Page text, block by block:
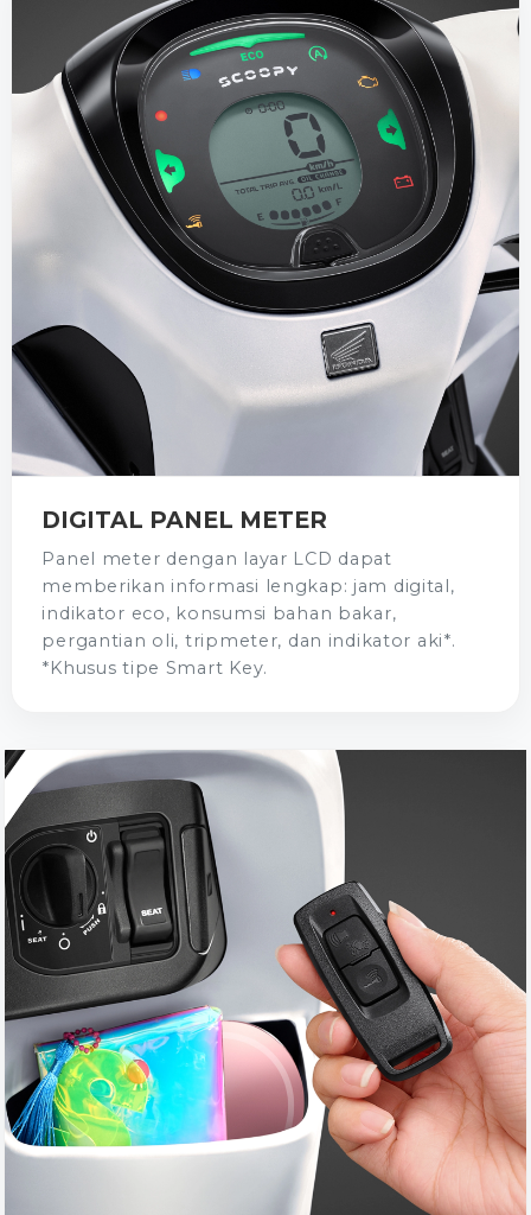
DIGITAL PANEL METER
Panel meter dengan layar LCD dapat
memberikan informasi lengkap: jam digital,
indikator eco, konsumsi bahan bakar,
pergantian oli, tripmeter, dan indikator aki*.
*Khusus tipe Smart Key.